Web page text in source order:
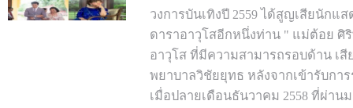
วงการบันเทิงปี 2559 ได้สูญเสียนักแ
ดาราอาวุโสอีกหนึ่งท่าน " แม่ต้อย ศิ
อาวุโส ที่มีความสามารถรอบด้าน เสี
พยาบาลวิชัยยุทธ หลังจากเข้ารับกา
เมื่อปลายเดือนธันวาคม 2558 ที่ผ่าน